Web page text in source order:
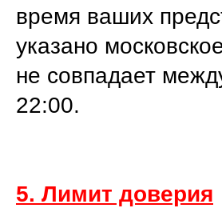
время ваших
указано
не совпадает
22:00.
5. Лимит доверия